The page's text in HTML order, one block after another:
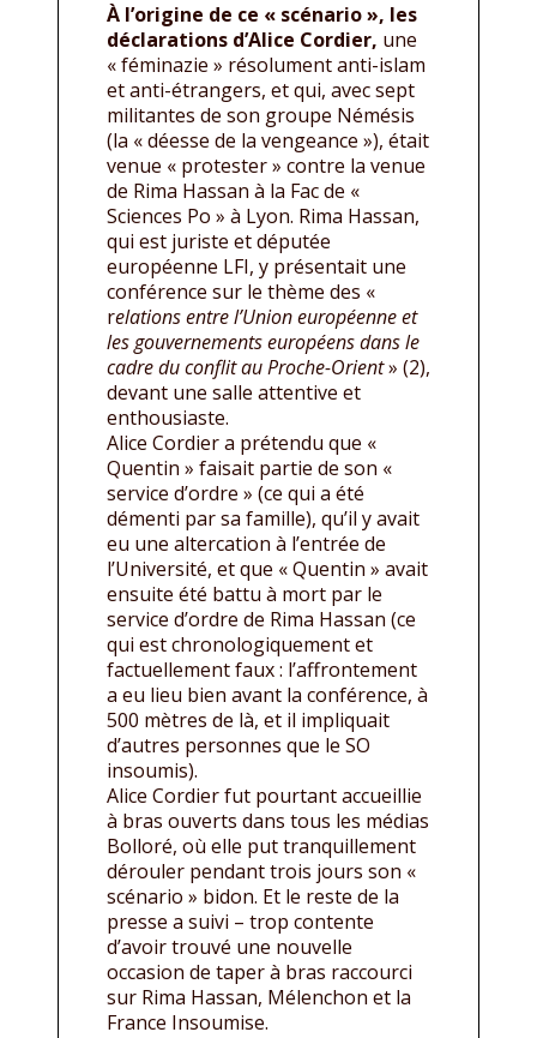
À l’origine de ce « scénario », les
déclarations d’Alice Cordier, une
« féminazie » résolument anti-islam
et anti-étrangers, et qui, avec sept
militantes de son groupe Némésis
(la « déesse de la vengeance »), était
venue « protester » contre la venue
de Rima Hassan à la Fac de «
Sciences Po » à Lyon. Rima Hassan,
qui est juriste et députée
européenne LFI, y présentait une
conférence sur le thème des «
relations entre l’Union européenne et
les gouvernements européens dans le
cadre du conflit au Proche-Orient» (2),
devant une salle attentive et
enthousiaste.
Alice Cordier a prétendu que «
Quentin » faisait partie de son «
service d’ordre » (ce qui a été
démenti par sa famille), qu’il y avait
eu une altercation à l’entrée de
l’Université, et que « Quentin » avait
ensuite été battu à mort par le
service d’ordre de Rima Hassan (ce
qui est chronologiquement et
factuellement faux : l’affrontement
a eu lieu bien avant la conférence, à
500 mètres de là, et il impliquait
d’autres personnes que le SO
insoumis).
Alice Cordier fut pourtant accueillie
à bras ouverts dans tous les médias
Bolloré, où elle put tranquillement
dérouler pendant trois jours son «
scénario » bidon. Et le reste de la
presse a suivi – trop contente
d’avoir trouvé une nouvelle
occasion de taper à bras raccourci
sur Rima Hassan, Mélenchon et la
France Insoumise.